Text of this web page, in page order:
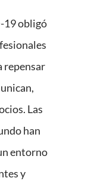
19 obligó
repensar
Las
han
entorno
y